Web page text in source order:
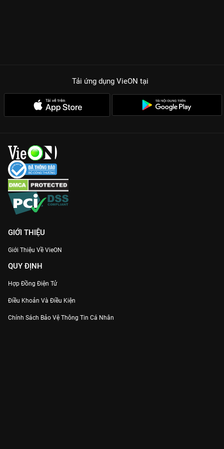
Tải ứng dụng VieON tại
GIỚI THIỆU
Giới Thiệu Về VieON
QUY ĐỊNH
Hợp Đồng Điện Tử
Điều Khoản Và Điều Kiện
Chính Sách Bảo Vệ Thông Tin Cá Nhân